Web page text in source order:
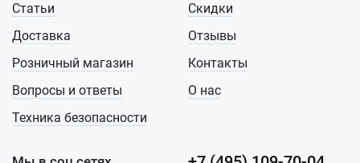
Статьи
Доставка
Розничный магазин
Вопросы и ответы
Техника безопасности
Скидки
Отзывы
Контакты
О нас